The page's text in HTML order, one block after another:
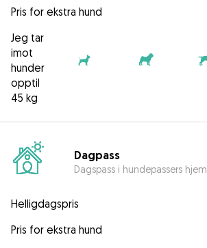
Pris for ekstra hund
Jeg tar
imot
hunder
opptil
45 kg
Dagpass
Dagspass i hundepassers hjem
Helligdagspris
Pris for ekstra hund